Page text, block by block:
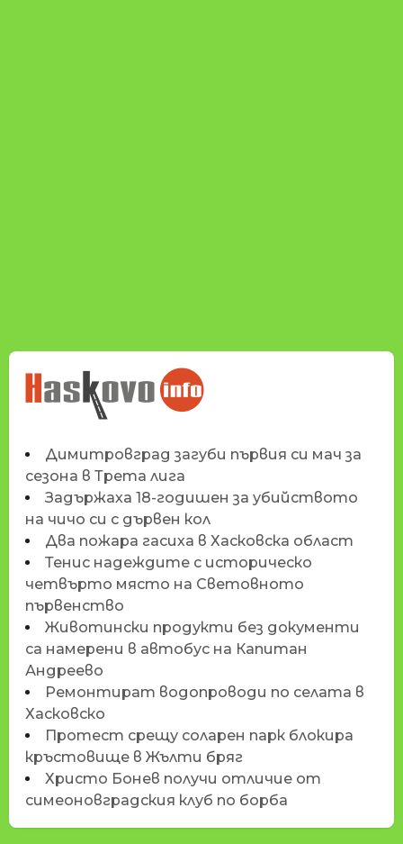
НОВИНИТЕ НА
HASKOVO.INFO
Димитровград загуби първия си мач за
сезона в Трета лига
Задържаха 18-годишен за убийството
на чичо си с дървен кол
Два пожара гасиха в Хасковска област
Тенис надеждите с историческо
четвърто място на Световното
първенство
Животински продукти без документи
са намерени в автобус на Капитан
Андреево
Ремонтират водопроводи по селата в
Хасковско
Протест срещу соларен парк блокира
кръстовище в Жълти бряг
Христо Бонев получи отличие от
симеоновградския клуб по борба